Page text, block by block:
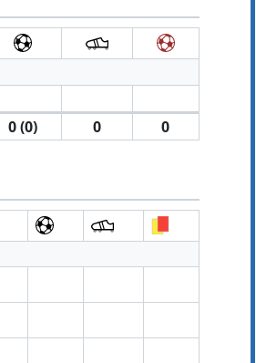
0 (0) 0 0